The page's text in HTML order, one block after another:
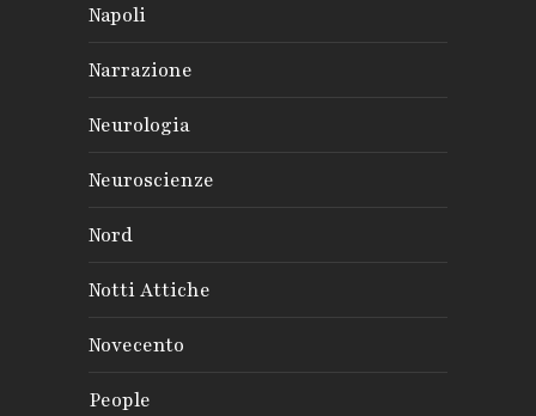
Napoli
Narrazione
Neurologia
Neuroscienze
Nord
Notti Attiche
Novecento
People